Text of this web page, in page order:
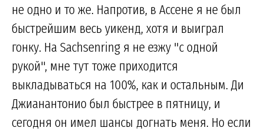
не одно и то же. Напротив, в Ассене я не был
быстрейшим весь уикенд, хотя и выиграл
гонку. На Sachsenring я не езжу "с одной
рукой", мне тут тоже приходится
выкладываться на 100%, как и остальным. Ди
Джианантонио был быстрее в пятницу, и
сегодня он имел шансы догнать меня. Но если